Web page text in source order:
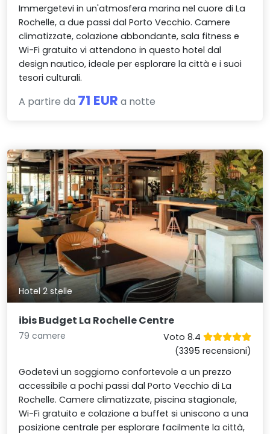
Immergetevi in un'atmosfera marina nel cuore di La
Rochelle, a due passi dal Porto Vecchio. Camere
climatizzate, colazione abbondante, sala fitness e
Wi-Fi gratuito vi attendono in questo hotel dal
design nautico, ideale per esplorare la città e i suoi
tesori culturali.
A partire da 71 EUR a notte
Hotel 2 stelle
ibis Budget La Rochelle Centre
79 camere
Voto 8.4
(3395 recensioni)
Godetevi un soggiorno confortevole a un prezzo
accessibile a pochi passi dal Porto Vecchio di La
Rochelle. Camere climatizzate, piscina stagionale,
Wi-Fi gratuito e colazione a buffet si uniscono a una
posizione centrale per esplorare facilmente la città,